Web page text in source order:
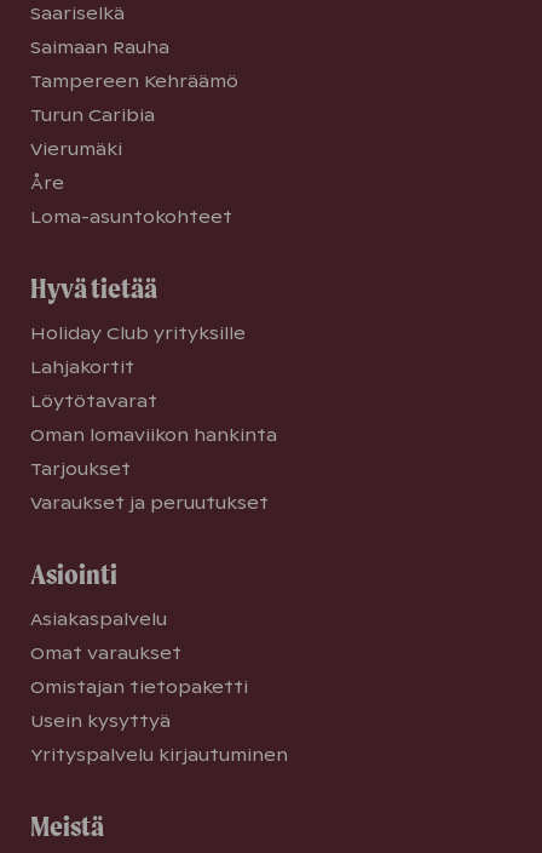
Saariselkä
Saimaan Rauha
Tampereen Kehräämö
Turun Caribia
Vierumäki
Åre
Loma-asuntokohteet
Hyvä tietää
Holiday Club yrityksille
Lahjakortit
Löytötavarat
Oman lomaviikon hankinta
Tarjoukset
Varaukset ja peruutukset
Asiointi
Asiakaspalvelu
Omat varaukset
Omistajan tietopaketti
Usein kysyttyä
Yrityspalvelu kirjautuminen
Meistä